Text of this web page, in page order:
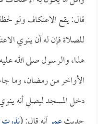
قال: يقع الاعتكاف ولو
للصلاة فإن له أن ينوي
هذا، والرسول صلى الله
الأواخر من رمضان، وما
دخل المسجد ليصلي أنه